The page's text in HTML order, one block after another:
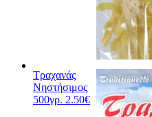
Τραχανάς
Νηστήσιμος
500γρ. 2.50€